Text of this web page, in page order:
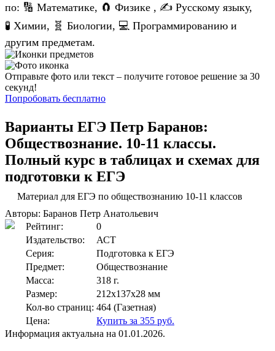
по: 🔢 Математике, 🧲 Физике , ✍️ Русскому языку,
🧪 Химии, 🧬 Биологии, 💻 Программированию и
другим предметам.
Отправьте фото или текст – получите готовое решение за 30
секунд!
Попробовать бесплатно
Варианты ЕГЭ Петр Баранов:
Обществознание. 10-11 классы.
Полный курс в таблицах и схемах для
подготовки к ЕГЭ
Материал для ЕГЭ по обществознанию 10-11 классов
Авторы: Баранов Петр Анатольевич
Рейтинг:
0
Издательство:
АСТ
Серия:
Подготовка к ЕГЭ
Предмет:
Обществознание
Масса:
318 г.
Размер:
212x137x28 мм
Кол-во страниц: 464 (Газетная)
Цена:
Купить за 355 руб.
Информация актуальна на 01.01.2026.